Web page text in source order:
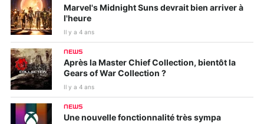
Marvel's Midnight Suns devrait bien arriver à
l'heure
Il y a 4 ans
NEWS
Après la Master Chief Collection, bientôt la
Gears of War Collection ?
Il y a 4 ans
NEWS
Une nouvelle fonctionnalité très sympa